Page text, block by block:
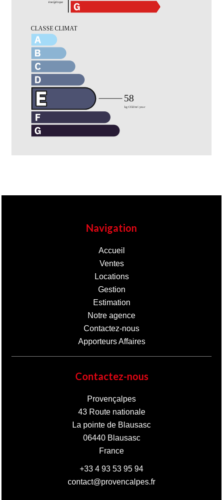
Navigation
Accueil
Ventes
Locations
Gestion
Estimation
Notre agence
Contactez-nous
Apporteurs Affaires
Contactez-nous
Provençalpes
43 Route nationale
La pointe de Blausasc
06440Blausasc
France
+33 4 93 53 95 94
contact@provencalpes.fr